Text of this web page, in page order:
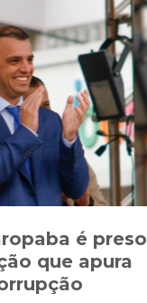
é preso
que apura